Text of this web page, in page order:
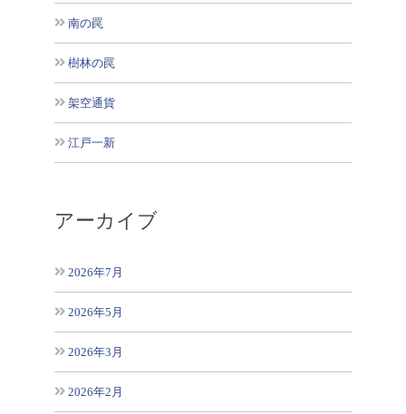
南の罠
樹林の罠
架空通貨
江戸一新
アーカイブ
2026年7月
2026年5月
2026年3月
2026年2月